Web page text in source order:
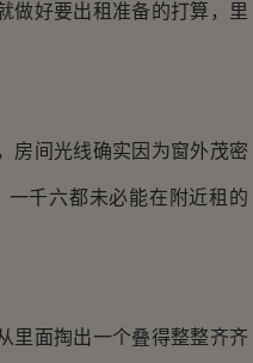
好要出租准备的打算，里
间光线确实因为窗外茂密
千六都未必能在附近租的
面掏出一个叠得整整齐齐